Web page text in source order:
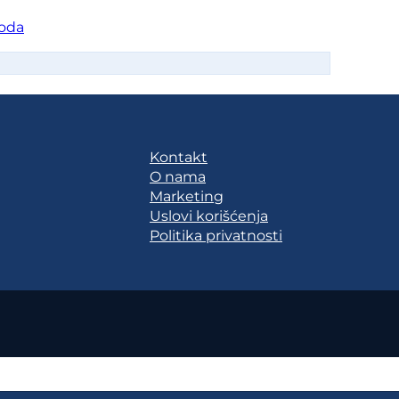
Kontakt
O nama
Marketing
Uslovi korišćenja
Politika privatnosti